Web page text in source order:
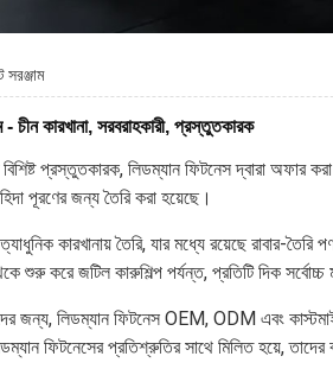
- চীন কারখানা, সরবরাহকারী, প্রস্তুতকারক
বিশিষ্ট প্রস্তুতকারক, লিডম্যান ফিটনেস দ্বারা অফার
পূরণের জন্য তৈরি করা হয়েছে।
কারখানায় তৈরি, যার মধ্যে রয়েছে রাবার-তৈরি
শুরু করে জটিল কারুশিল্প পর্যন্ত, প্রতিটি দিক
জন্য, লিডম্যান ফিটনেস OEM, ODM এবং
ফিটনেসের প্রতিশ্রুতির সাথে মিলিত হয়ে, তাদের